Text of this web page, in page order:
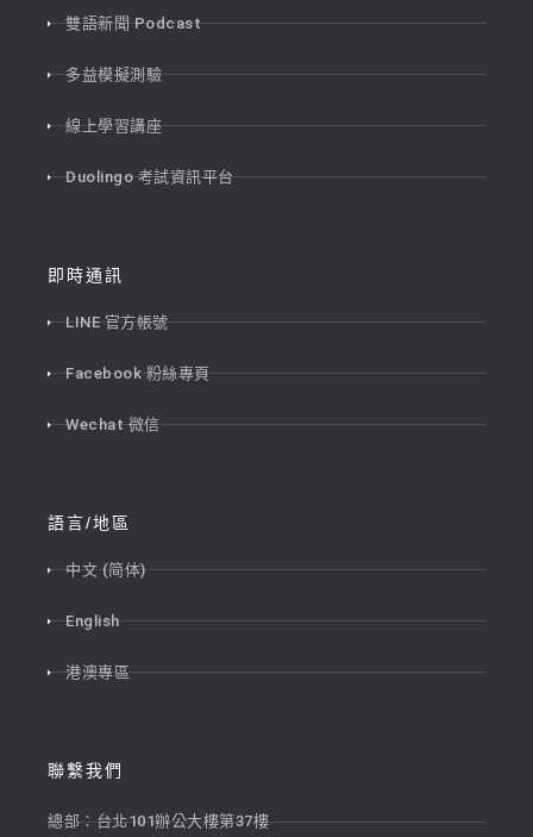
雙語新聞 Podcast
多益模擬測驗
線上學習講座
Duolingo 考試資訊平台
即時通訊
LINE 官方帳號
Facebook 粉絲專頁
Wechat 微信
語言/地區
中文 (简体)
English
港澳專區
聯繫我們
總部：台北101辦公大樓第37樓